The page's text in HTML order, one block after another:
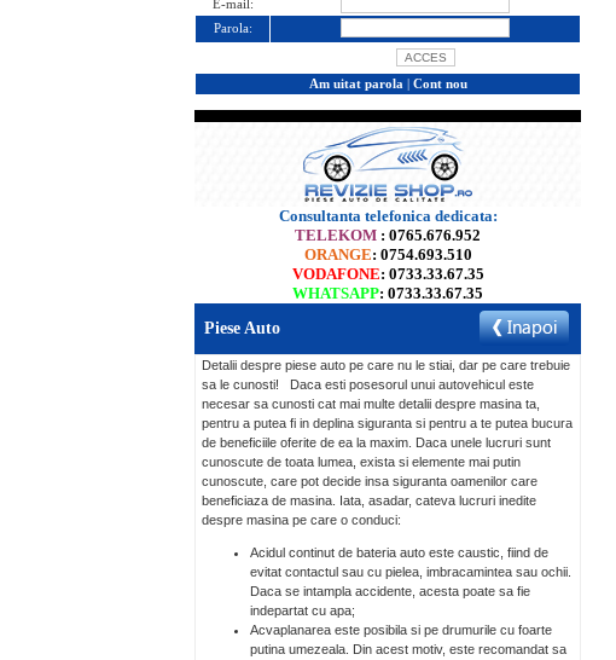
E-mail:
Parola:
Am uitat parola | Cont nou
Consultanta telefonica dedicata:
TELEKOM : 0765.676.952
ORANGE: 0754.693.510
VODAFONE: 0733.33.67.35
WHATSAPP: 0733.33.67.35
Piese Auto
Detalii despre piese auto pe care nu le stiai, dar pe care trebuie
sa le cunosti! Daca esti posesorul unui autovehicul este
necesar sa cunosti cat mai multe detalii despre masina ta,
pentru a putea fi in deplina siguranta si pentru a te putea bucura
de beneficiile oferite de ea la maxim. Daca unele lucruri sunt
cunoscute de toata lumea, exista si elemente mai putin
cunoscute, care pot decide insa siguranta oamenilor care
beneficiaza de masina. Iata, asadar, cateva lucruri inedite
despre masina pe care o conduci:
Acidul continut de bateria auto este caustic, fiind de
evitat contactul sau cu pielea, imbracamintea sau ochii.
Daca se intampla accidente, acesta poate sa fie
indepartat cu apa;
Acvaplanarea este posibila si pe drumurile cu foarte
putina umezeala. Din acest motiv, este recomandat sa